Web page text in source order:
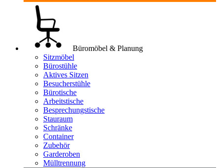
Büromöbel & Planung
Sitzmöbel
Bürostühle
Aktives Sitzen
Besucherstühle
Bürotische
Arbeitstische
Besprechungstische
Stauraum
Schränke
Container
Zubehör
Garderoben
Mülltrennung